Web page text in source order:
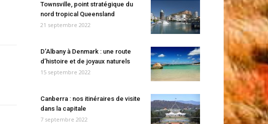
Townsville, point stratégique du
nord tropical Queensland
21 septembre 2022
D’Albany à Denmark : une route
d’histoire et de joyaux naturels
15 septembre 2022
Canberra : nos itinéraires de visite
dans la capitale
7 septembre 2022